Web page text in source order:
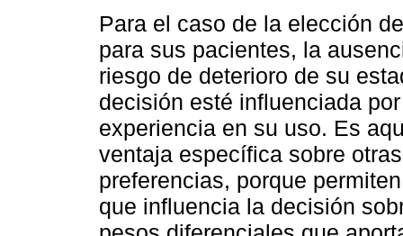
Para el caso de la elección
para sus pacientes, la
riesgo de deterioro de su
decisión esté influenciada
experiencia en su uso. Es
ventaja específica sobre
preferencias, porque
que influencia la decisión